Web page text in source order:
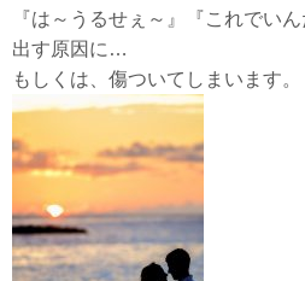
『は～うるせぇ～』『これでい
出す原因に…
もしくは、傷ついてしまいます。